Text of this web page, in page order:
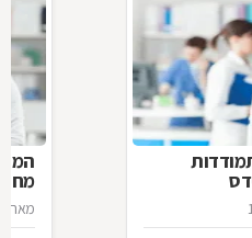
מאת: